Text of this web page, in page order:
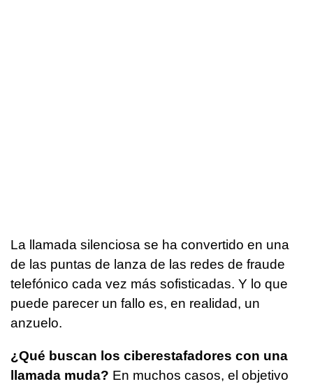
La llamada silenciosa se ha convertido en una
de las puntas de lanza de las redes de fraude
telefónico cada vez más sofisticadas. Y lo que
puede parecer un fallo es, en realidad, un
anzuelo.
¿Qué buscan los ciberestafadores con una
llamada muda? En muchos casos, el objetivo